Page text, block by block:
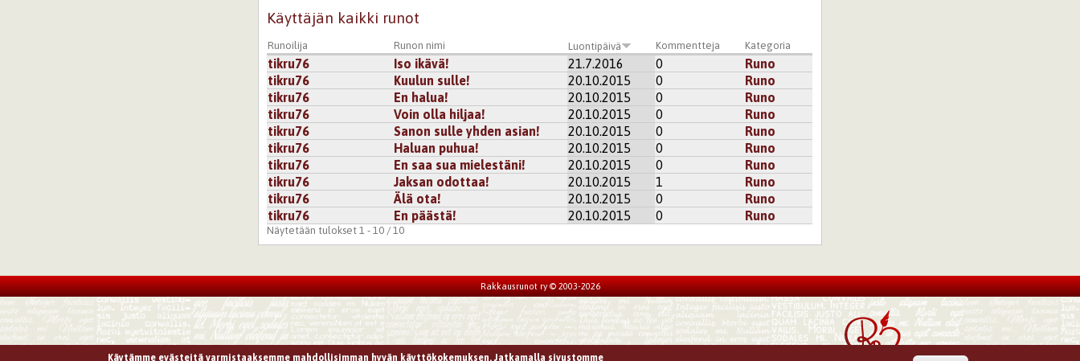
Käyttäjän kaikki runot
Runoilija Runon nimi Luontipäivä Kommentteja Kategoria
tikru76 Iso ikävä! 21.7.2016 0
Runo
tikru76
Kuulun sulle! 20.10.2015 0
Runo
tikru76
En halua! 20.10.2015 0
Runo
tikru76
Voin olla hiljaa! 20.10.2015 0
Runo
tikru76
Sanon sulle yhden asian! 20.10.2015 0
Runo
tikru76
Haluan puhua! 20.10.2015 0
Runo
tikru76
En saa sua mielestäni! 20.10.2015 0
Runo
tikru76
Jaksan odottaa! 20.10.2015 1
Runo
tikru76
Älä ota! 20.10.2015 0
Runo
tikru76
En päästä! 20.10.2015 0 Runo
Näytetään tulokset 1 - 10 / 10
Rakkausrunot ry © 2003-2026
Käytämme evästeitä varmistaaksemme mahdollisimman hyvän käyttökokemuksen. Jatkamalla sivustomme